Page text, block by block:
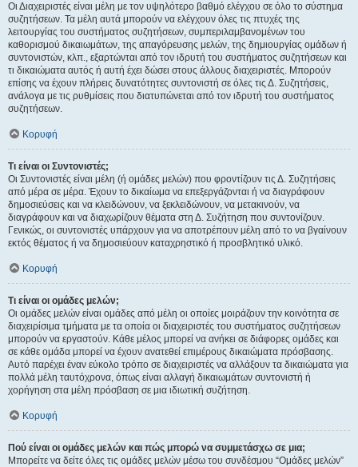
Οι Διαχειριστές είναι μέλη με τον υψηλότερο βαθμό ελέγχου σε όλο το σύστημα
συζητήσεων. Τα μέλη αυτά μπορούν να ελέγχουν όλες τις πτυχές της
λειτουργίας του συστήματος συζητήσεων, συμπεριλαμβανομένων του
καθορισμού δικαιωμάτων, της απαγόρευσης μελών, της δημιουργίας ομάδων ή
συντονιστών, κλπ., εξαρτώνται από τον ιδρυτή του συστήματος συζητήσεων και
τι δικαιώματα αυτός ή αυτή έχει δώσει στους άλλους διαχειριστές. Μπορούν
επίσης να έχουν πλήρεις δυνατότητες συντονιστή σε όλες τις Δ. Συζητήσεις,
ανάλογα με τις ρυθμίσεις που διατυπώνεται από τον ιδρυτή του συστήματος
συζητήσεων.
Κορυφή
Τι είναι οι Συντονιστές;
Οι Συντονιστές είναι μέλη (ή ομάδες μελών) που φροντίζουν τις Δ. Συζητήσεις
από μέρα σε μέρα. Έχουν το δικαίωμα να επεξεργάζονται ή να διαγράφουν
δημοσιεύσεις και να κλειδώνουν, να ξεκλειδώνουν, να μετακινούν, να
διαγράφουν και να διαχωρίζουν θέματα στη Δ. Συζήτηση που συντονίζουν.
Γενικώς, οι συντονιστές υπάρχουν για να αποτρέπουν μέλη από το να βγαίνουν
εκτός θέματος ή να δημοσιεύουν καταχρηστικό ή προσβλητικό υλικό.
Κορυφή
Τι είναι οι ομάδες μελών;
Οι ομάδες μελών είναι ομάδες από μέλη οι οποίες μοιράζουν την κοινότητα σε
διαχειρίσιμα τμήματα με τα οποία οι διαχειριστές του συστήματος συζητήσεων
μπορούν να εργαστούν. Κάθε μέλος μπορεί να ανήκει σε διάφορες ομάδες και
σε κάθε ομάδα μπορεί να έχουν ανατεθεί επιμέρους δικαιώματα πρόσβασης.
Αυτό παρέχει έναν εύκολο τρόπο σε διαχειριστές να αλλάξουν τα δικαιώματα για
πολλά μέλη ταυτόχρονα, όπως είναι αλλαγή δικαιωμάτων συντονιστή ή
χορήγηση στα μέλη πρόσβαση σε μια ιδιωτική συζήτηση.
Κορυφή
Πού είναι οι ομάδες μελών και πώς μπορώ να συμμετάσχω σε μια;
Μπορείτε να δείτε όλες τις ομάδες μελών μέσω του συνδέσμου “Ομάδες μελών”